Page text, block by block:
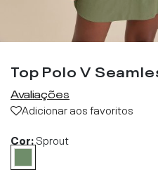
Top Polo V
Avaliações
Adicionar aos favoritos
Cor:Sprout